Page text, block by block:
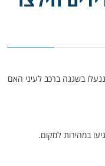
שננעלו בשגגה ברכב לעיני האם
במהירות למקום.